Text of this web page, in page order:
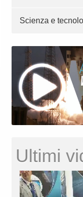
Scienza e
Ultimi